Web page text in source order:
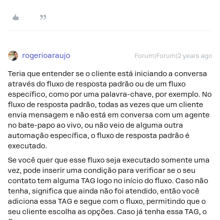
rogerioaraujo Forum|Forum|2 years ago
Teria que entender se o cliente está iniciando a conversa
através do fluxo de resposta padrão ou de um fluxo
específico, como por uma palavra-chave, por exemplo. No
fluxo de resposta padrão, todas as vezes que um cliente
envia mensagem e não está em conversa com um agente
no bate-papo ao vivo, ou não veio de alguma outra
automação específica, o fluxo de resposta padrão é
executado.
Se você quer que esse fluxo seja executado somente uma
vez, pode inserir uma condição para verificar se o seu
contato tem alguma TAG logo no início do fluxo. Caso não
tenha, significa que ainda não foi atendido, então você
adiciona essa TAG e segue com o fluxo, permitindo que o
seu cliente escolha as opções. Caso já tenha essa TAG, o